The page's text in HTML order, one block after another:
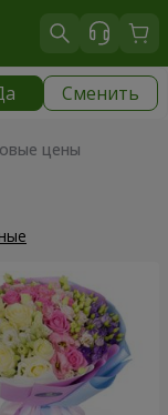
Сменить
цены